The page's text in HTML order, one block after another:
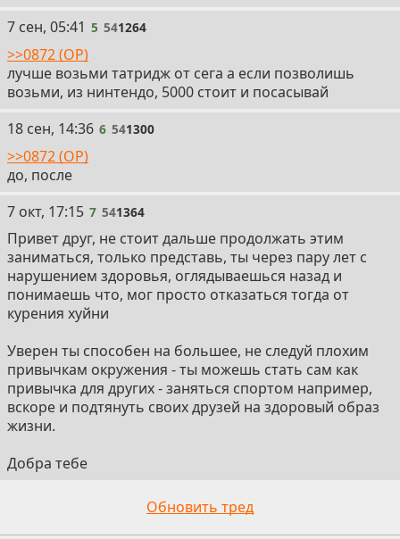
5
7 сен, 05:41 5 541264
>>0872 (OP)
лучше возьми татридж от сега а если позволишь
возьми, из нинтендо, 5000 стоит и посасывай
6
18 сен, 14:36 6 541300
>>0872 (OP)
до, после
7
7 окт, 17:15 7 541364
Привет друг, не стоит дальше продолжать этим
заниматься, только представь, ты через пару лет с
нарушением здоровья, оглядываешься назад и
понимаешь что, мог просто отказаться тогда от
курения хуйни
Уверен ты способен на большее, не следуй плохим
привычкам окружения - ты можешь стать сам как
привычка для других - заняться спортом например,
вскоре и подтянуть своих друзей на здоровый образ
жизни.
Добра тебе
Обновить тред